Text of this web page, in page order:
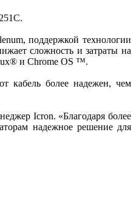
поддержкой технологии
сложность и затраты на
и Chrome OS ™.
кабель более надежен, чем
Icron. «Благодаря более
надежное решение для